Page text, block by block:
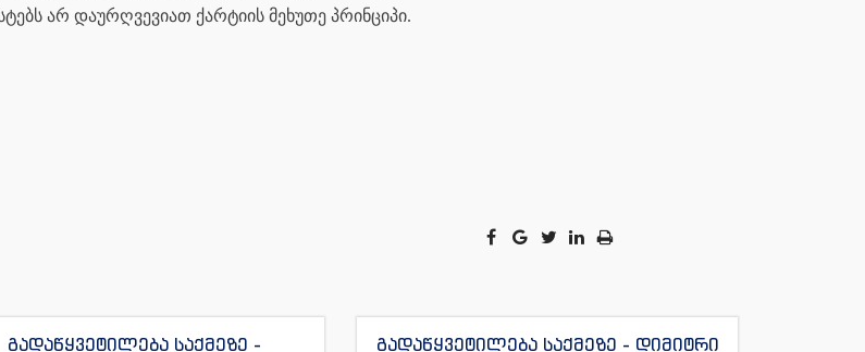
არ დაურღვევიათ ქარტიის მეხუთე პრინციპი.
გადაწყვეტილება საქმეზე -
გადაწყვეტილება საქმეზე - დიმიტრი